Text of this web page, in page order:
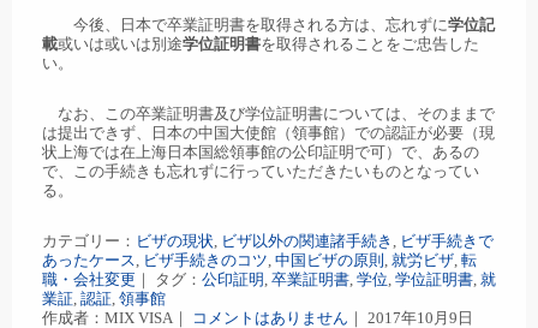
今後、日本で卒業証明書を取得される方は、忘れずに学位記
載或いは或いは別途学位証明書を取得されることをご忠告した
い。
なお、この卒業証明書及び学位証明書については、そのままで
は提出できず、日本の中国大使館（領事館）での認証が必要（現
状上海では在上海日本国総領事館の公印証明で可）で、あるの
で、この手続きも忘れずに行っていただきたいものとなってい
る。
カテゴリー： ビザの現状 ビザ以外の関連諸手続き
ビザ手続きで
あったケース
ビザ手続きのコツ 中国ビザの原則 就労ビザ 転
職・会社変更 ｜ タグ： 公印証明 卒業証明書 学位 学位証明書 就
業証 認証 領事館
作成者：MIX VISA｜
コメントはありません ｜ 2017年10月9日